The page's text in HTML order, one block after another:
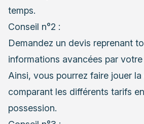
temps.
Conseil n°2 :
Demandez un devis reprenant
informations avancées par
Ainsi, vous pourrez faire jouer
comparant les différents tarifs
possession.